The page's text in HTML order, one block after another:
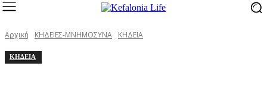
Αρχική ΚΗΔΕΙΕΣ-ΜΝΗΜΟΣΥΝΑ ΚΗΔΕΙΑ
ΚΗΔΕΙΑ